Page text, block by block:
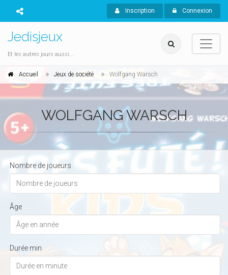
Inscription Connexion
Jedisjeux
Et les autres jours aussi...
Accueil Jeux de société Wolfgang Warsch
WOLFGANG WARSCH
Nombre de joueurs
Âge
Durée min